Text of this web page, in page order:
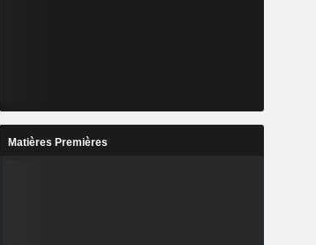
Matières Premières